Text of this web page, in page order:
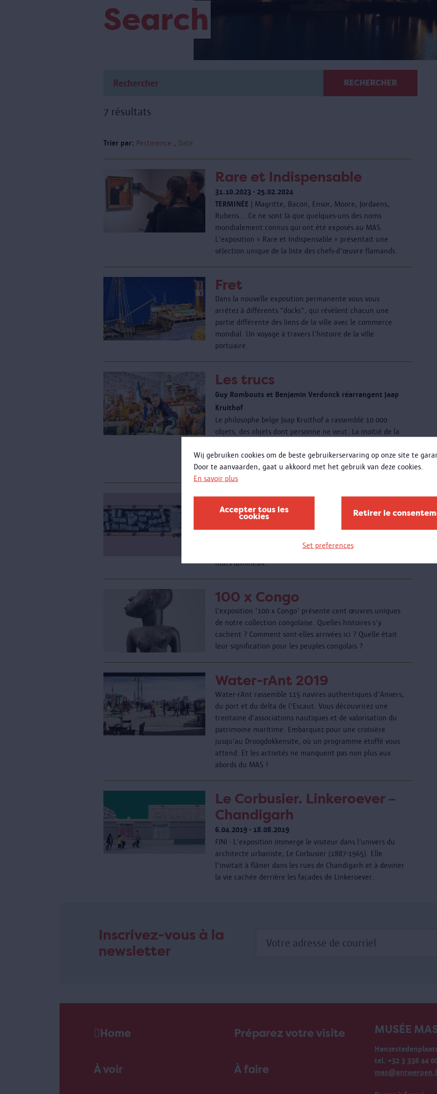
Wij gebruiken cookies om de beste gebruikerservaring op onze site te
Door te aanvaarden, gaat u akkoord met het gebruik van deze cookies.
En savoir plus
Accepter tous les
cookies Retirer le
Set preferences
Search
RECHERCHER
7 résultats
Trier par: Pertinence Date
Rare et Indispensable
31.10.2023 - 25.02.2024
TERMINÉE | Magritte, Bacon, Ensor, Moore, Jordaens,
Rubens... Ce ne sont là que quelques-uns des noms
mondialement connus qui ont été exposés au MAS.
L'exposition « Rare et Indispensable » présentait une
sélection unique de la liste des chefs-d'œuvre flamands.
Fret
Dans la nouvelle exposition permanente vous vous
arrêtez à différents "docks", qui révèlent chacun une
partie différente des liens de la ville avec le commerce
mondial. Un voyage à travers l'histoire de la ville
portuaire.
Les trucs
Guy Rombouts et Benjamin Verdonck réarrangent Jaap
Kruithof
Le philosophe belge Jaap Kruithof a rassemblé 10 000
objets, des objets dont personne ne veut. La moitié de la
du montage des artistes Guy Rombouts et Benjamin
Verdonck.
Flotille
125 ans Compagnie Maritime Belge
En 2020, le boulevard du MAS était consacré au caractère
photographe allemand Dirk Brömmel ornait les grands
murs lumineux.
100 x Congo
L’exposition '100 x Congo' présente cent œuvres uniques
de notre collection congolaise. Quelles histoires s'y
cachent ? Comment sont-elles arrivées ici ? Quelle était
leur signification pour les peuples congolais ?
Water-rAnt 2019
Water-rAnt rassemble 115 navires authentiques d'Anvers,
du port et du delta de l'Escaut. Vous découvrirez une
trentaine d'associations nautiques et de valorisation du
patrimoine maritime. Embarquez pour une croisière
jusqu’au Droogdokkensite, où un programme étoffé vous
attend. Et les activités ne manquent pas non plus aux
abords du MAS !
Le Corbusier. Linkeroever –
Chandigarh
6.04.2019 - 18.08.2019
FINI - L'exposition immerge le visiteur dans l’univers du
architecte urbaniste, Le Corbusier (1887-1965). Elle
l’invitait à flâner dans les rues de Chandigarh et à deviner
la vie cachée derrière les façades de Linkeroever.
Inscrivez-vous à la
newsletter
Home Préparez votre visite
À voir À faire
MUSÉE
tel. +32 3 338 44